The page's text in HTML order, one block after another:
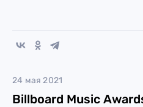
24 мая 2021
Billboard Music